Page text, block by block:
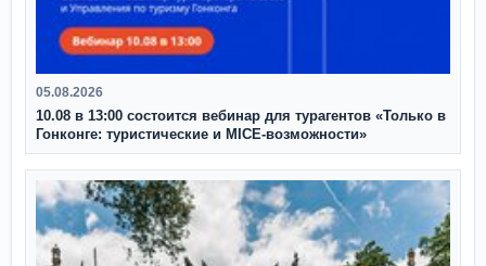
05.08.2026
10.08 в 13:00 состоится вебинар для турагентов «Только в
Гонконге: туристические и MICE-возможности»